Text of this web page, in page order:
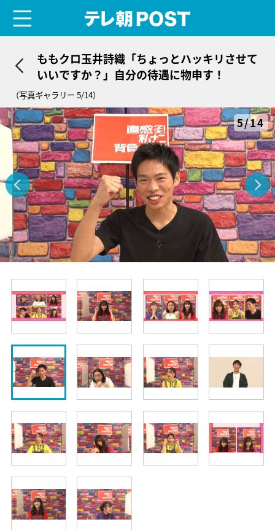
ももクロ玉井詩織「ちょっとハッキリさせて
いいですか？」自分の待遇に物申す！
（写真ギャラリー 5/14）
5/14